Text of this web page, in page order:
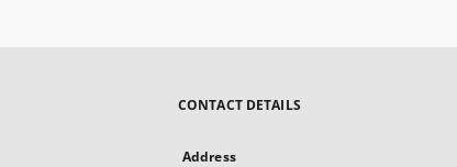
CONTACT DETAILS
Address